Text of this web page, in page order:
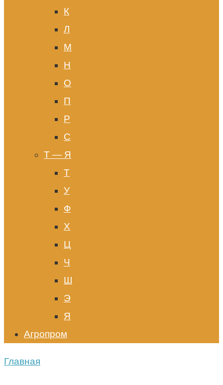
К
Л
М
Н
О
П
Р
С
Т — Я
Т
У
Ф
Х
Ц
Ч
Ш
Э
Я
Агропром
Главная